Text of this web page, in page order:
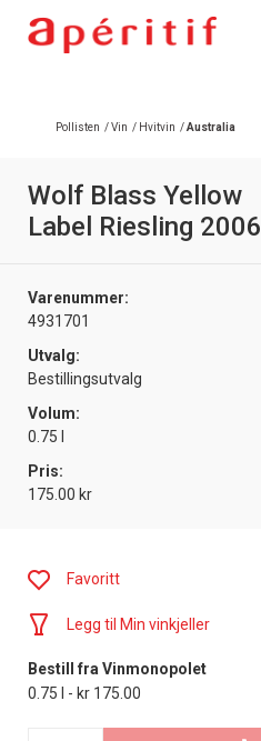
Pollisten /Vin / Hvitvin /Australia
Wolf Blass Yellow
Label Riesling 2006
Varenummer:
4931701
Utvalg:
Bestillingsutvalg
Volum:
0.75 l
Pris:
175.00 kr
Favoritt
Legg til Min vinkjeller
Bestill fra Vinmonopolet
0.75 l - kr 175.00